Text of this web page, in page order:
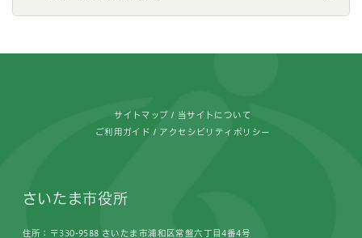
サイトマップ 当サイトについて
ご利用ガイド アクセシビリティポリシー
さいたま市役所
住所：〒330-9588 さいたま市浦和区常盤六丁目4番4号